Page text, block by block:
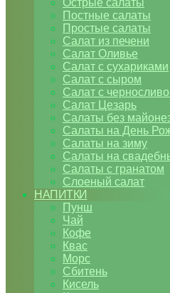
Острые салаты
Постные салаты
Простые салаты
Салат из печени
Салат Оливье
Салат с сухариками
Салат с сыром
Салат с
Салат Цезарь
Салаты без
Салаты на День
Салаты на зиму
Салаты на
Салаты с гранатом
Слоеный салат
НАПИТКИ
Пунш
Чай
Кофе
Квас
Морс
Сбитень
Кисель